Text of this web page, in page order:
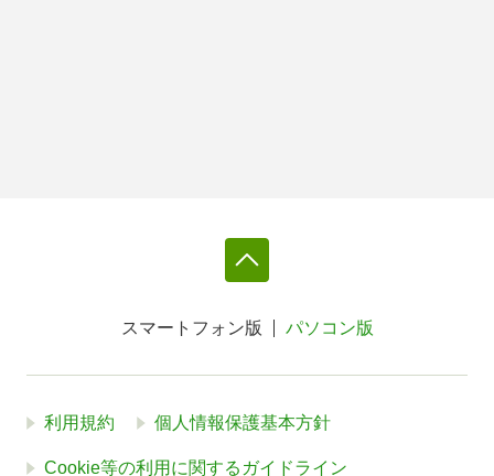
スマートフォン版 パソコン版
利用規約 個人情報保護基本方針
Cookie等の利用に関するガイドライン